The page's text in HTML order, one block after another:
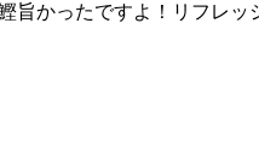
かったですよ！リフレ